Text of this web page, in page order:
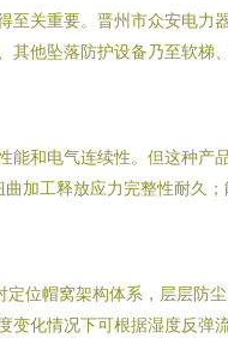
关重要。晋州市众安电
他坠落防护设备乃至软
能和电气连续性。但这种产
加工释放应力完整性耐久
位帽窝架构体系，层层防
变化情况下可根据湿度反